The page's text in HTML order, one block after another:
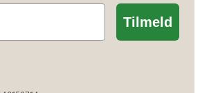
Tilmeld